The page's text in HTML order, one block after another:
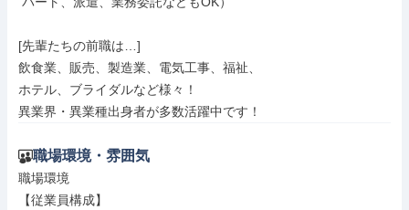
[先輩たちの前職は…]
飲食業、販売、製造業、電気工事、福祉、
ホテル、ブライダルなど様々！
異業界・異業種出身者が多数活躍中です！
職場環境・雰囲気
職場環境
【従業員構成】